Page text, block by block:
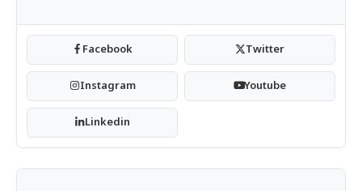
Facebook Twitter
Instagram Youtube
Linkedin